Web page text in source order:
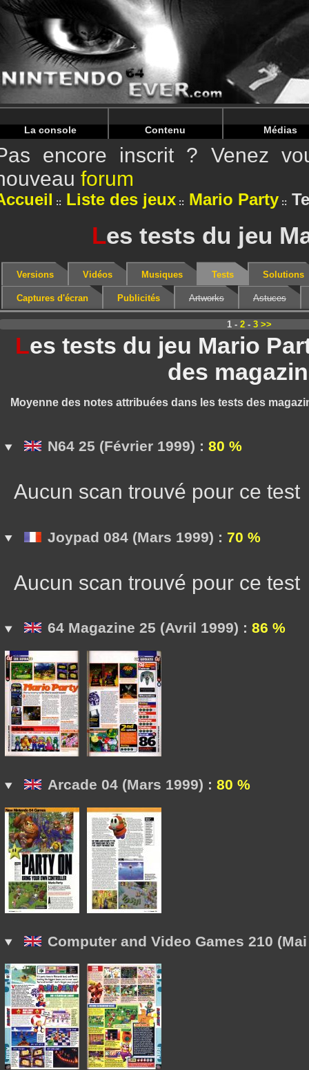
Warning: Undefined array key "HTTP_REFERER" in /
Warning: Undefined array key "HTTP_REFERER" in /
La console Contenu Médias
encore inscrit ? Venez
forum
Liste des jeux Mario Party
Les tests du jeu
Versions Vidéos Musiques Tests Solutions
Captures d'écran Publicités Artworks Astuces
1 - 2 - 3 >>
Les tests du jeu Mario
des
Moyenne des notes attribuées dans les tests des
N64 25 (Février 1999) : 80 %
Aucun scan trouvé pour ce test
Joypad 084 (Mars 1999) : 70 %
Aucun scan trouvé pour ce test
64 Magazine 25 (Avril 1999) : 86 %
Arcade 04 (Mars 1999) : 80 %
Computer and Video Games 210